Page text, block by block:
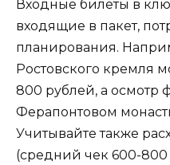
Входные билеты в
входящие в пакет,
планирования.
Ростовского кремля
800 рублей, а осмотр
Ферапонтовом
Учитывайте также
(средний чек 600-